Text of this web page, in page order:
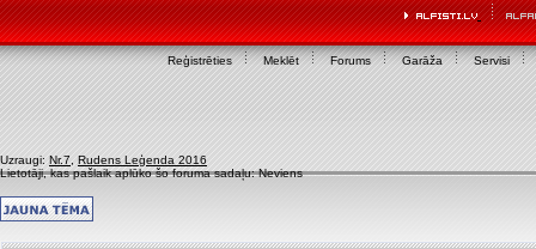
Reģistrēties Meklēt Forums Garāža Servisi
Uzraugi: Nr.7 Rudens Leģenda 2016
Lietotāji, kas pašlaik aplūko šo foruma sadaļu: Neviens